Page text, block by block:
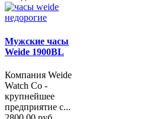
Мужские часы
Weide 1900BL
Компания Weide
Watch Co -
крупнейшее
предприятие с...